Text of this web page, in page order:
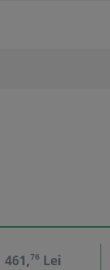
461,76 Lei